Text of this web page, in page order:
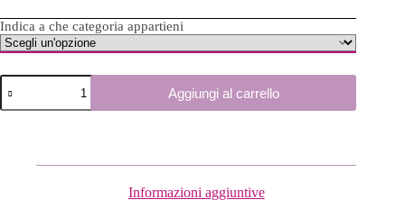
Indica a che categoria appartieni
18/07/2025
Dolore
Aggiungi al carrello
Informazioni aggiuntive